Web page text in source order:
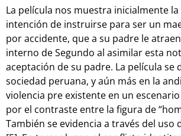
La película nos muestra inicialmente
intención de instruirse para ser un
por accidente, que a su padre le
interno de Segundo al asimilar esta
aceptación de su padre. La película
sociedad peruana, y aún más en la
violencia pre existente en un
por el contraste entre la figura de
También se evidencia a través del